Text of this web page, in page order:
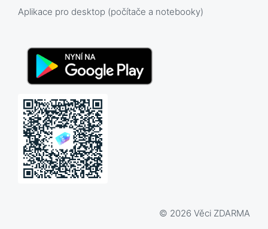
Aplikace pro desktop (počítače a notebooky)
© 2026 Věci ZDARMA